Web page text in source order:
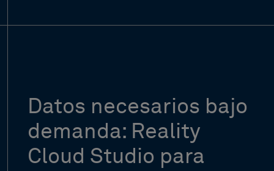
Datos necesarios bajo
demanda: Reality
Cloud Studio para